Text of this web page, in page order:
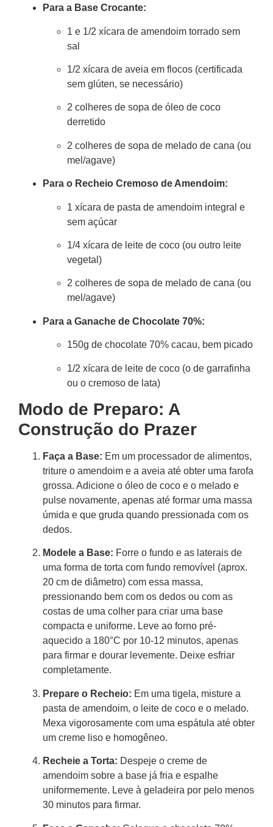
Para a Base Crocante:
1 e 1/2 xícara de amendoim torrado sem
sal
1/2 xícara de aveia em flocos (certificada
sem glúten, se necessário)
2 colheres de sopa de óleo de coco
derretido
2 colheres de sopa de melado de cana (ou
mel/agave)
Para o Recheio Cremoso de Amendoim:
1 xícara de pasta de amendoim integral e
sem açúcar
1/4 xícara de leite de coco (ou outro leite
vegetal)
2 colheres de sopa de melado de cana (ou
mel/agave)
Para a Ganache de Chocolate 70%:
150g de chocolate 70% cacau, bem picado
1/2 xícara de leite de coco (o de garrafinha
ou o cremoso de lata)
Modo de Preparo: A
Construção do Prazer
Faça a Base: Em um processador de alimentos,
triture o amendoim e a aveia até obter uma farofa
grossa. Adicione o óleo de coco e o melado e
pulse novamente, apenas até formar uma massa
úmida e que gruda quando pressionada com os
dedos.
Modele a Base: Forre o fundo e as laterais de
uma forma de torta com fundo removível (aprox.
20 cm de diâmetro) com essa massa,
pressionando bem com os dedos ou com as
costas de uma colher para criar uma base
compacta e uniforme. Leve ao forno pré-
aquecido a 180°C por 10-12 minutos, apenas
para firmar e dourar levemente. Deixe esfriar
completamente.
Prepare o Recheio: Em uma tigela, misture a
pasta de amendoim, o leite de coco e o melado.
Mexa vigorosamente com uma espátula até obter
um creme liso e homogêneo.
Recheie a Torta: Despeje o creme de
amendoim sobre a base já fria e espalhe
uniformemente. Leve à geladeira por pelo menos
30 minutos para firmar.